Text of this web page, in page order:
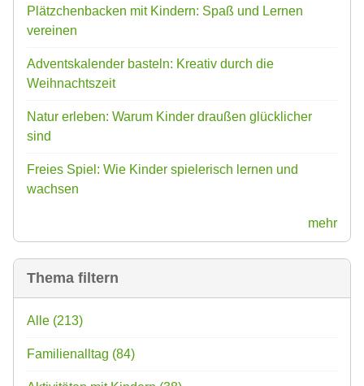
Plätzchenbacken mit Kindern: Spaß und Lernen
vereinen
Adventskalender basteln: Kreativ durch die
Weihnachtszeit
Natur erleben: Warum Kinder draußen glücklicher
sind
Freies Spiel: Wie Kinder spielerisch lernen und
wachsen
mehr
Thema filtern
Alle (213)
Familienalltag (84)